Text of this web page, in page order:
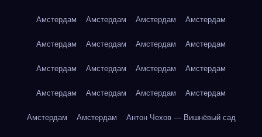
Амстердам Амстердам Амстердам Амстердам
Амстердам Амстердам Амстердам Амстердам
Амстердам Амстердам Амстердам Амстердам
Амстердам Амстердам Амстердам Амстердам
Амстердам Амстердам Антон Чехов — Вишнёвый сад